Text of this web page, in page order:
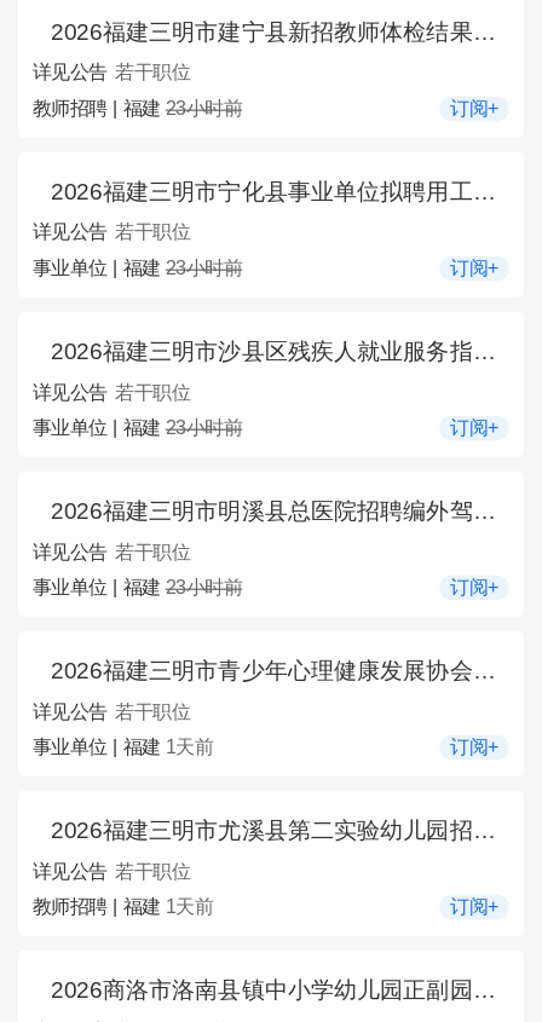
2026福建三明市建宁县新招教师体检结果的通告（三）
详见公告 若干职位
教师招聘 | 福建23小时前 订阅+
2026福建三明市宁化县事业单位拟聘用工作人员的公示（三）
详见公告 若干职位
事业单位 | 福建23小时前 订阅+
2026福建三明市沙县区残疾人就业服务指导中心关于招聘公益性岗位1人公告
详见公告 若干职位
事业单位 | 福建23小时前 订阅+
2026福建三明市明溪县总医院招聘编外驾驶员1人公告
详见公告 若干职位
事业单位 | 福建23小时前 订阅+
2026福建三明市青少年心理健康发展协会招募负责人5人公告
详见公告 若干职位
事业单位 | 福建 1天前 订阅+
2026福建三明市尤溪县第二实验幼儿园招聘教师若干人公告
详见公告 若干职位
教师招聘 | 福建 1天前 订阅+
2026商洛市洛南县镇中小学幼儿园正副园长竞聘公告（16人）